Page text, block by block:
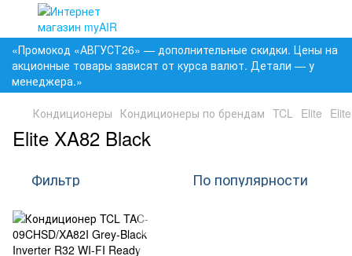
«Промокод «АВГУСТ26» — дополнительные скидки. Цены на
акционные товары зависят от курса валют. Детали — у
менеджера.»
Кондиционеры Кондиционеры по брендам TCL Elite
Elite XA82 Black
Фильтр По популярности